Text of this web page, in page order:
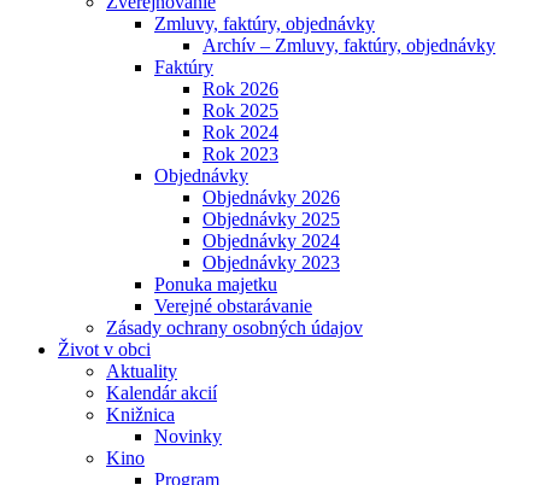
Zmluvy, faktúry, objednávky
Archív – Zmluvy, faktúry, objednávky
Faktúry
Rok 2026
Rok 2025
Rok 2024
Rok 2023
Objednávky
Objednávky 2026
Objednávky 2025
Objednávky 2024
Objednávky 2023
Ponuka majetku
Verejné obstarávanie
Zásady ochrany osobných údajov
Život v obci
Aktuality
Kalendár akcií
Knižnica
Novinky
Kino
Program